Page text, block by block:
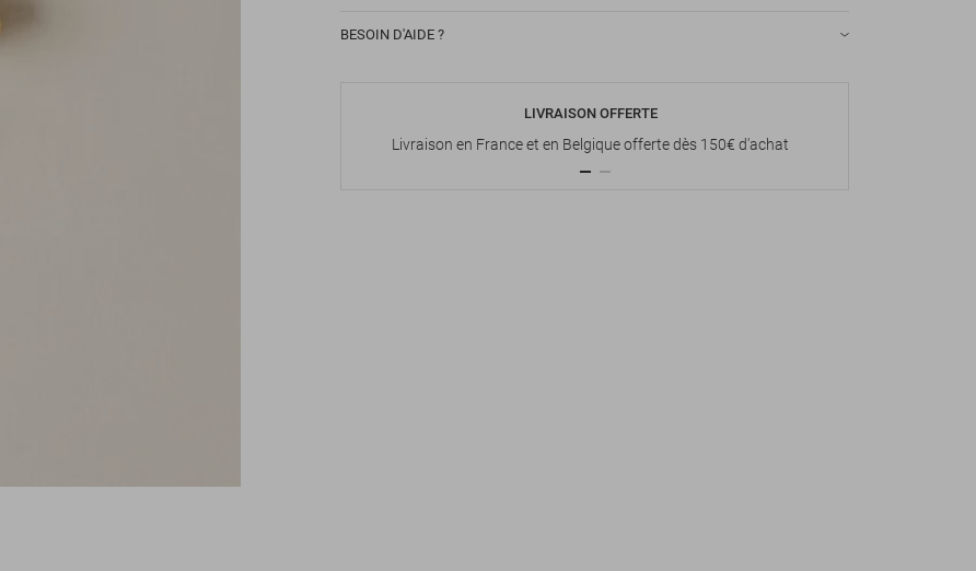
BESOIN D'AIDE ?
LIVRAISON OFFERTE
Livraison en France et en Belgique offerte dès 150€ d'achat